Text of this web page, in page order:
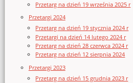
Przetarg na dzień 19 września 2025 r
Przetargi 2024
Przetarg na dzień 19 stycznia 2024 r
Przetargi na dzień 14 lutego 2024 r
Przetarg na dzień 28 czerwca 2024 r
Przetarg na dzień 12 sierpnia 2024
Przetargi 2023
Przetarg na dzień 15 grudnia 2023 r